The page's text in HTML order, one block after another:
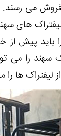
می رسند.
های سهند
باید پیش از
سهند را
ها را